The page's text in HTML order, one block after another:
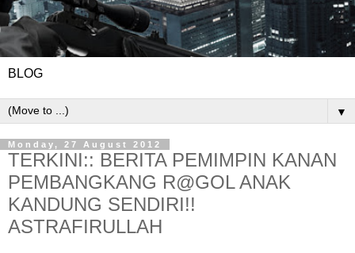
BLOG
▼
Monday, 27 August 2012
TERKINI:: BERITA PEMIMPIN KANAN
PEMBANGKANG R@GOL ANAK
KANDUNG SENDIRI!!
ASTRAFIRULLAH